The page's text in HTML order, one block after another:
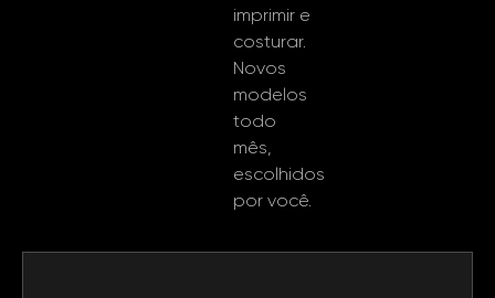
imprimir e
costurar.
Novos
modelos
todo
mês,
escolhidos
por você.